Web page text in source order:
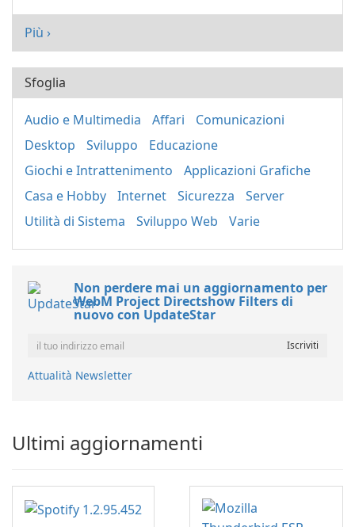
Più ›
Sfoglia
Audio e Multimedia Affari
Comunicazioni
Desktop
Sviluppo
Educazione
Giochi e Intrattenimento
Applicazioni Grafiche
Casa e Hobby
Internet Sicurezza
Server
Utilità di Sistema
Sviluppo Web Varie
Non perdere mai un aggiornamento per
WebM Project Directshow Filters di
nuovo con UpdateStar
Attualità Newsletter
Ultimi aggiornamenti